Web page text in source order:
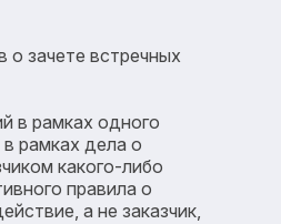
зачете встречных
в рамках одного
рамках дела о
какого-либо
правила о
а не заказчик,